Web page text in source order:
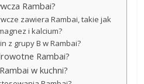
Rambai?
zawiera Rambai, takie jak
i kalcium?
z grupy B w Rambai?
Rambai?
w kuchni?